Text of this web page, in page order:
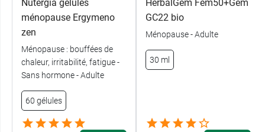
Nutergia gélules
ménopause Ergymeno
zen
Ménopause : bouffées de
chaleur, irritabilité, fatigue -
Sans hormone - Adulte
60 gélules
HerbalGem Fem50+Gem
GC22 bio
Ménopause - Adulte
30 ml